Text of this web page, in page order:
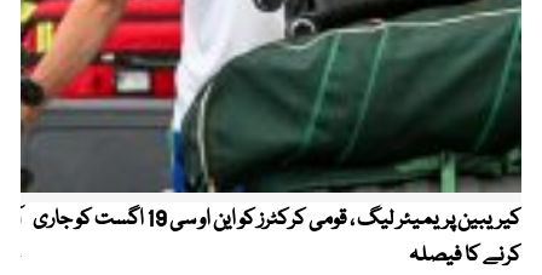
کیریبین پریمیئر لیگ ، قومی کرکٹرز کو این او سی 19 اگست کو جاری
کرنے کا فیصلہ